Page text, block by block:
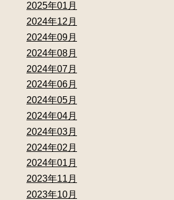
2025年01月
2024年12月
2024年09月
2024年08月
2024年07月
2024年06月
2024年05月
2024年04月
2024年03月
2024年02月
2024年01月
2023年11月
2023年10月